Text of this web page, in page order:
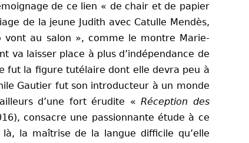
de ce lien « de chair et de papier
de la jeune Judith avec Catulle Mendès,
au salon », comme le montre Marie-
va laisser place à plus d’indépendance de
fut la figure tutélaire dont elle devra peu à
Gautier fut son introducteur à un monde
d’une fort érudite «Réception des
consacre une passionnante étude à ce
là, la maîtrise de la langue difficile qu’elle